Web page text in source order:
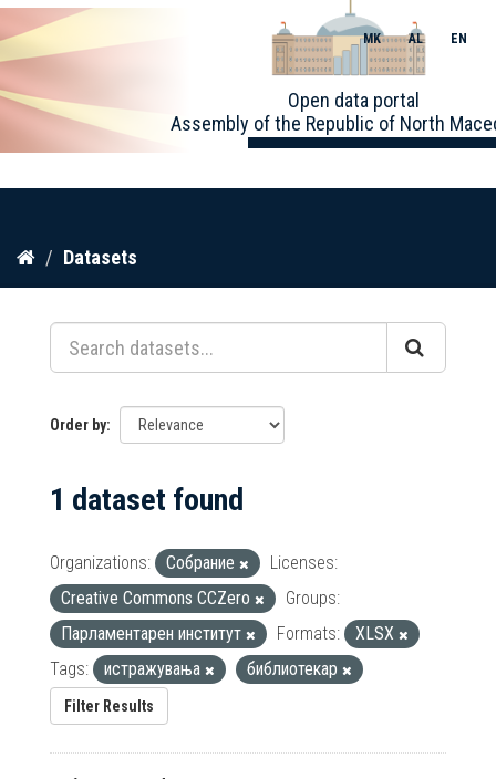
Skip
content
Open data portal
Assembly of the Republic of North
MK AL EN
Datasets
Order by
1 dataset found
Organizations: Собрание
Licenses:
Creative Commons CCZero
Groups:
Парламентарен институт
Formats:
XLSX
Tags:
истражувања библиотекар
Filter Results